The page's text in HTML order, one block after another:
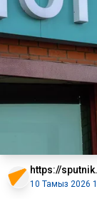
https://
10 Тамыз 2026